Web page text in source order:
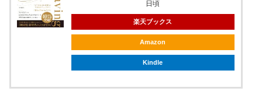
日頃
楽天ブックス
Amazon
Kindle